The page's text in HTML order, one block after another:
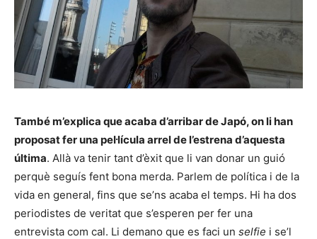
També m’explica que acaba d’arribar de Japó, on li han
proposat fer una pel·lícula arrel de l’estrena d’aquesta
última. Allà va tenir tant d’èxit que li van donar un guió
perquè seguís fent bona merda. Parlem de política i de la
vida en general, fins que se’ns acaba el temps. Hi ha dos
periodistes de veritat que s’esperen per fer una
entrevista com cal. Li demano que es faci un selfie i se’l